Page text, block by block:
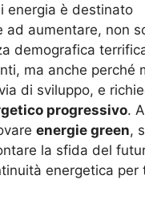
energia è destinato
ad aumentare, non
demografica
ma anche perché
di sviluppo, e
progressivo.
energie green,
la sfida del
energetica per